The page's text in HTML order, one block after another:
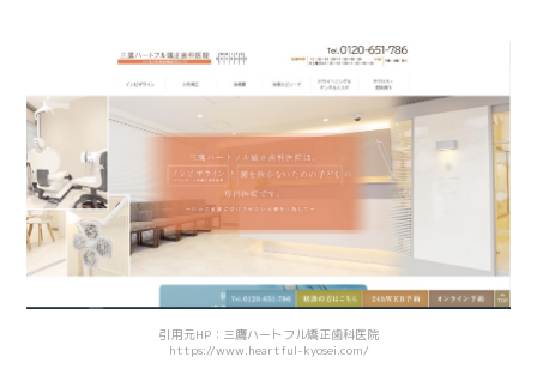
引用元HP：三鷹ハートフル矯正歯科医院
https://www.heartful-kyosei.com/